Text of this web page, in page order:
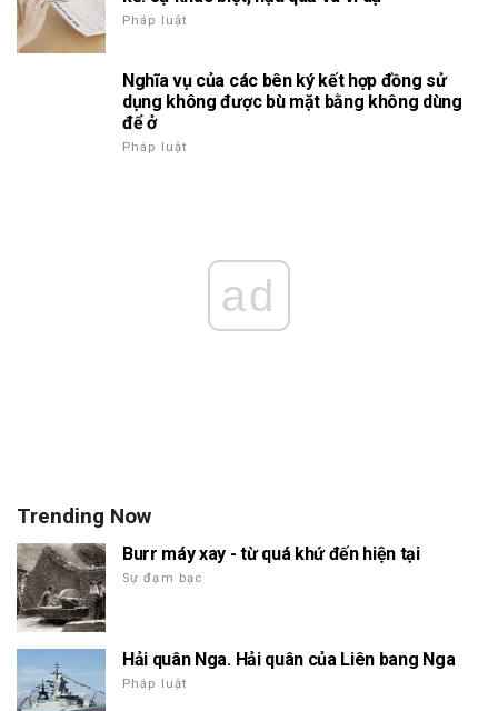
Pháp luật
Nghĩa vụ của các bên ký kết hợp đồng sử
dụng không được bù mặt bằng không dùng
để ở
Pháp luật
ad
Trending Now
Burr máy xay - từ quá khứ đến hiện tại
Sự đạm bạc
Hải quân Nga. Hải quân của Liên bang Nga
Pháp luật